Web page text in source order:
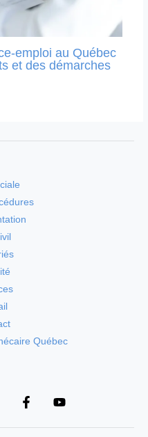
emploi au Québec
et des démarches
Québec